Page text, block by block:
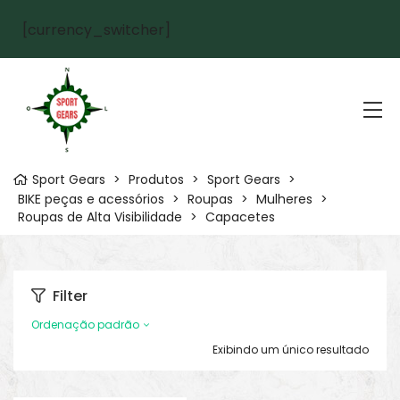
[currency_switcher]
Sport Gears > Produtos > Sport Gears >
BIKE peças e acessórios > Roupas > Mulheres >
Roupas de Alta Visibilidade > Capacetes
Filter
Exibindo um único resultado
Ordenação padrão